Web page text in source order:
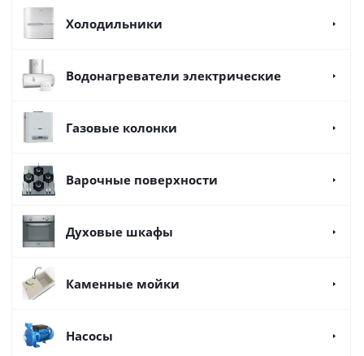
Холодильники
Водонагреватели электрические
Газовые колонки
Варочные поверхности
Духовые шкафы
Каменные мойки
Насосы